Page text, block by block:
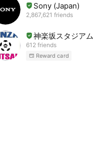
Sony (Japan)
2,867,621 friends
神楽坂スタジアム
612 friends
Reward card